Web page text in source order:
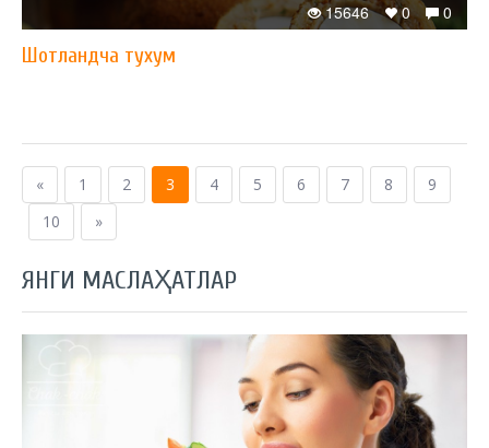
0
0
15646
Шотландча тухум
« 1 2 3 4 5 6 7 8
9
10
»
ЯНГИ МАСЛАҲАТЛАР